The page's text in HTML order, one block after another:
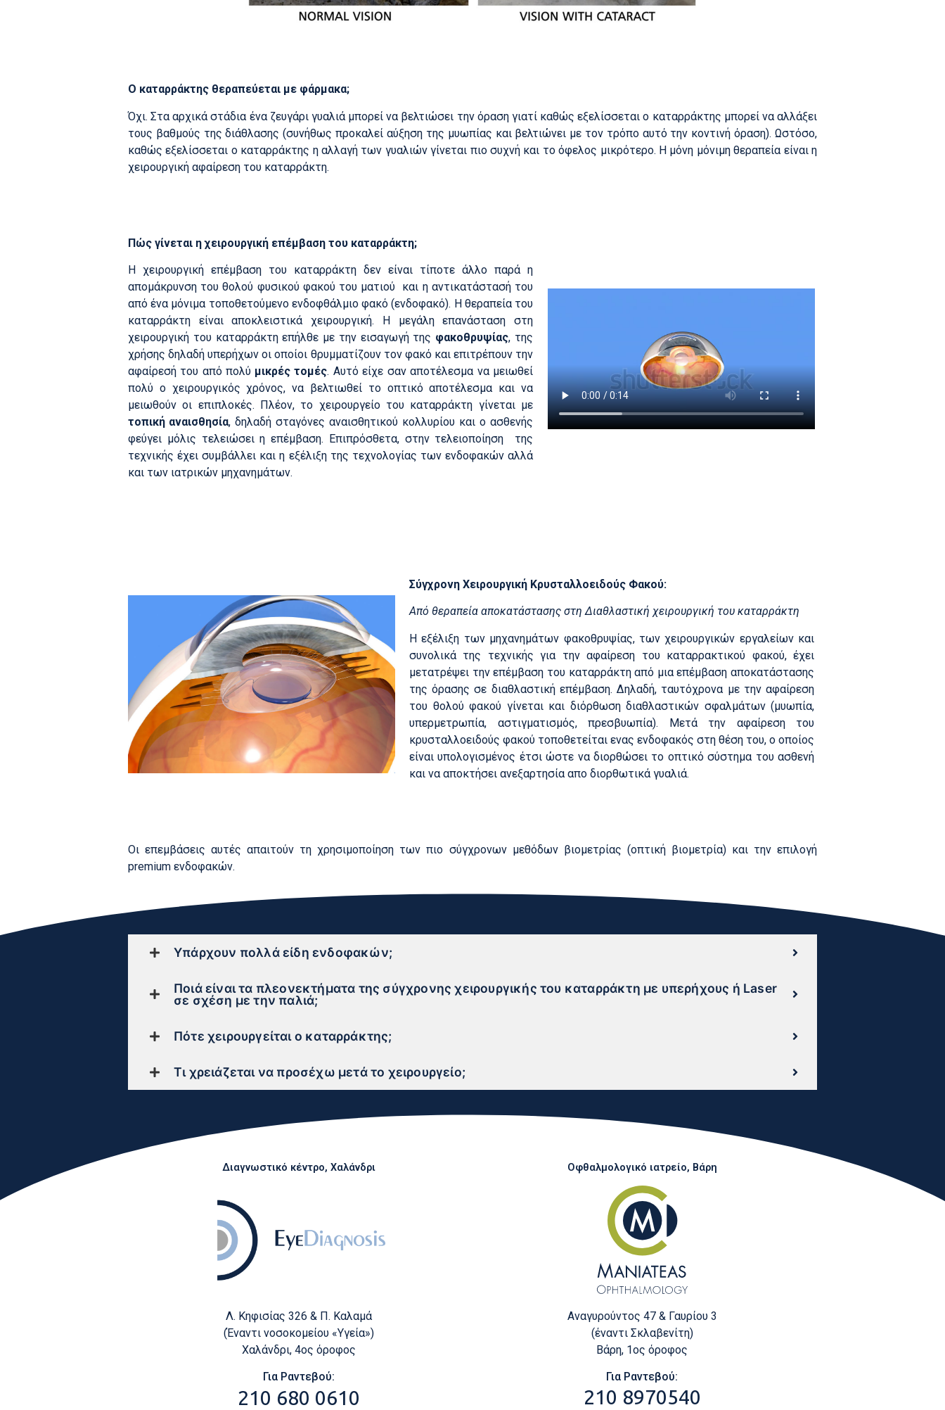
Ο καταρράκτης θεραπεύεται με φάρμακα;
Όχι. Στα αρχικά στάδια ένα ζευγάρι γυαλιά μπορεί να βελτιώσει την όραση γιατί καθώς εξελίσσεται ο καταρράκτης μπορεί να αλλάξει
τους βαθμούς της διάθλασης (συνήθως προκαλεί αύξηση της μυωπίας και βελτιώνει με τον τρόπο αυτό την κοντινή όραση). Ωστόσο,
καθώς εξελίσσεται ο καταρράκτης η αλλαγή των γυαλιών γίνεται πιο συχνή και το όφελος μικρότερο. Η μόνη μόνιμη θεραπεία είναι η
χειρουργική αφαίρεση του καταρράκτη.
Πώς γίνεται η χειρουργική επέμβαση του καταρράκτη;
Η χειρουργική επέμβαση του καταρράκτη δεν είναι τίποτε άλλο παρά η
απομάκρυνση του θολού φυσικού φακού του ματιού και η αντικατάστασή του
από ένα μόνιμα τοποθετούμενο ενδοφθάλμιο φακό (ενδοφακό). Η θεραπεία του
καταρράκτη είναι αποκλειστικά χειρουργική. Η μεγάλη επανάσταση στη
χειρουργική του καταρράκτη επήλθε με την εισαγωγή της φακοθρυψίας, της
χρήσης δηλαδή υπερήχων οι οποίοι θρυμματίζουν τον φακό και επιτρέπουν την
αφαίρεσή του από πολύ μικρές τομές. Αυτό είχε σαν αποτέλεσμα να μειωθεί
πολύ ο χειρουργικός χρόνος, να βελτιωθεί το οπτικό αποτέλεσμα και να
μειωθούν οι επιπλοκές. Πλέον, το χειρουργείο του καταρράκτη γίνεται με
τοπική αναισθησία, δηλαδή σταγόνες αναισθητικού κολλυρίου και ο ασθενής
φεύγει μόλις τελειώσει η επέμβαση. Επιπρόσθετα, στην τελειοποίηση της
τεχνικής έχει συμβάλλει και η εξέλιξη της τεχνολογίας των ενδοφακών αλλά
και των ιατρικών μηχανημάτων.
Σύγχρονη Χειρουργική Κρυσταλλοειδούς Φακού:
Από θεραπεία αποκατάστασης στη Διαθλαστική χειρουργική του καταρράκτη
Η εξέλιξη των μηχανημάτων φακοθρυψίας, των χειρουργικών εργαλείων και
συνολικά της τεχνικής για την αφαίρεση του καταρρακτικού φακού, έχει
μετατρέψει την επέμβαση του καταρράκτη από μια επέμβαση αποκατάστασης
της όρασης σε διαθλαστική επέμβαση. Δηλαδή, ταυτόχρονα με την αφαίρεση
του θολού φακού γίνεται και διόρθωση διαθλαστικών σφαλμάτων (μυωπία,
υπερμετρωπία, αστιγματισμός, πρεσβυωπία). Μετά την αφαίρεση του
κρυσταλλοειδούς φακού τοποθετείται ενας ενδοφακός στη θέση του, ο οποίος
είναι υπολογισμένος έτσι ώστε να διορθώσει το οπτικό σύστημα του ασθενή
και να αποκτήσει ανεξαρτησία απο διορθωτικά γυαλιά.
Οι επεμβάσεις αυτές απαιτούν τη χρησιμοποίηση των πιο σύγχρονων μεθόδων βιομετρίας (οπτική βιομετρία) και την επιλογή
premium ενδοφακών.
Υπάρχουν πολλά είδη ενδοφακών;
Ποιά είναι τα πλεονεκτήματα της σύγχρονης χειρουργικής του καταρράκτη με υπερήχους ή Laser
σε σχέση με την παλιά;
Πότε χειρουργείται ο καταρράκτης;
Τι χρειάζεται να προσέχω μετά το χειρουργείο;
Διαγνωστικό κέντρο, Χαλάνδρι
Λ. Κηφισίας 326 & Π. Καλαμά
(Έναντι νοσοκομείου «Υγεία»)
Χαλάνδρι, 4ος όροφος
Για Ραντεβού:
210 680 0610
Οφθαλμολογικό ιατρείο, Βάρη
Αναγυρούντος 47 & Γαυρίου 3
(έναντι Σκλαβενίτη)
Βάρη, 1ος όροφος
Για Ραντεβού:
210 8970540